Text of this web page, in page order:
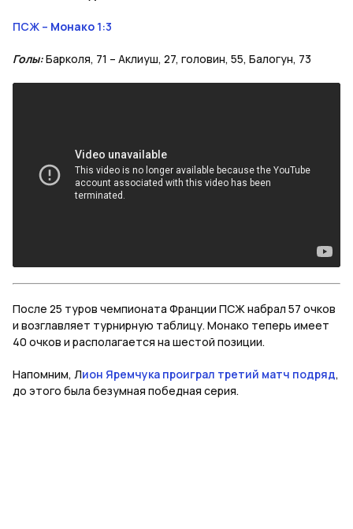
ПСЖ – Монако 1:3
Голы:Барколя, 71 – Аклиуш, 27, головин, 55, Балогун, 73
После 25 туров чемпионата Франции ПСЖ набрал 57 очков
и возглавляет турнирную таблицу. Монако теперь имеет
40 очков и располагается на шестой позиции.
Напомним, Лион Яремчука проиграл третий матч подряд,
до этого была безумная победная серия.